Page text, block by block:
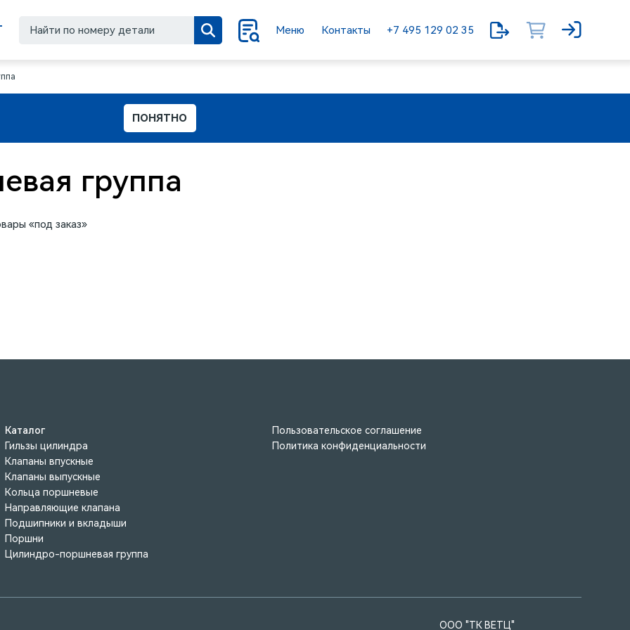
Меню Контакты +7 495 129 02 35
ПОНЯТНО
группа
«под заказ»
Каталог
Гильзы цилиндра
Клапаны впускные
Клапаны выпускные
Кольца поршневые
Направляющие клапана
Подшипники и вкладыши
Поршни
Цилиндро-поршневая группа
Пользовательское соглашение
Политика конфиденциальности
ООО "ТК ВЕТЦ"